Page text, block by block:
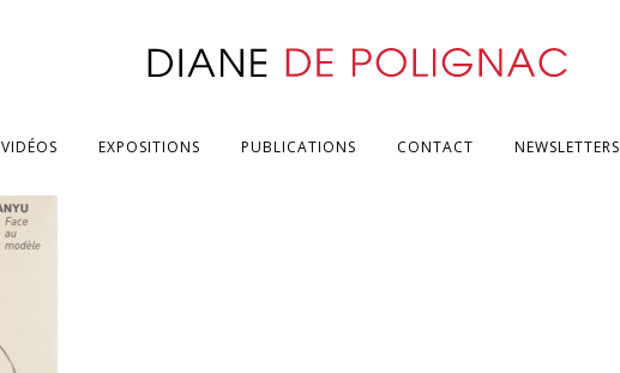
VIDÉOS EXPOSITIONS PUBLICATIONS CONTACT NEWSLETTERS